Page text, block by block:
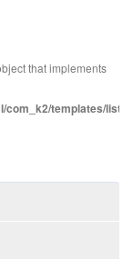
that implements
com_k2/templates/